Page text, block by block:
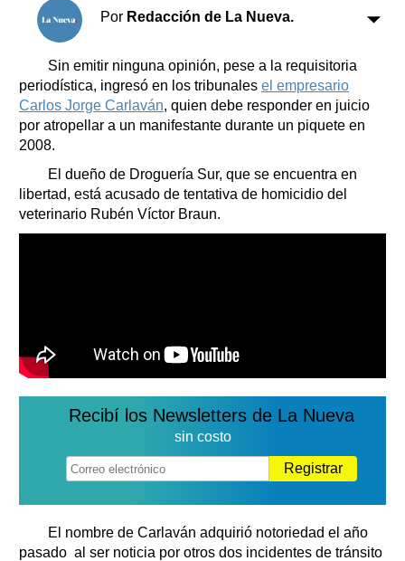
Clasificados
Horóscopo
Suplementos
Servicios
Farmacias
Transportes
Loterías
Fúnebres
Edictos
Teléfonos de urgencia
Por Redacción de La Nueva.
Sin emitir ninguna opinión, pese a la requisitoria
periodística, ingresó en los tribunales el empresario
Carlos Jorge Carlaván, quien debe responder en juicio
por atropellar a un manifestante durante un piquete en
2008.
El dueño de Droguería Sur, que se encuentra en
libertad, está acusado de tentativa de homicidio del
veterinario Rubén Víctor Braun.
Recibí los Newsletters de La Nueva
sin costo
Registrar
El nombre de Carlaván adquirió notoriedad el año
pasado al ser noticia por otros dos incidentes de tránsito